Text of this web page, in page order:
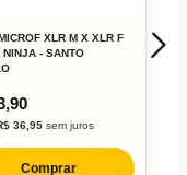
XLR M X XLR F
NINJA - SANTO
36,95 sem juros
Comprar